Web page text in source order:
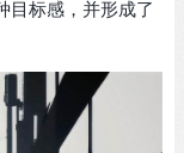
目标感，并形成了